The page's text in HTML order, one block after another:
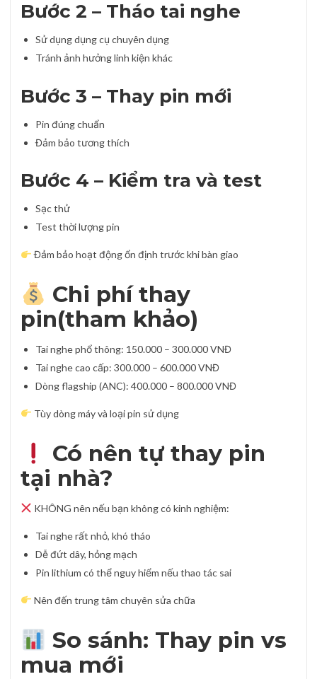
Bước 2 – Tháo tai nghe
Sử dụng dụng cụ chuyên dụng
Tránh ảnh hưởng linh kiện khác
Bước 3 – Thay pin mới
Pin đúng chuẩn
Đảm bảo tương thích
Bước 4 – Kiểm tra và test
Sạc thử
Test thời lượng pin
Đảm bảo hoạt động ổn định trước khi bàn giao
Chi phí thay
pin(tham khảo)
Tai nghe phổ thông: 150.000 – 300.000 VNĐ
Tai nghe cao cấp: 300.000 – 600.000 VNĐ
Dòng flagship (ANC): 400.000 – 800.000 VNĐ
Tùy dòng máy và loại pin sử dụng
Có nên tự thay pin
tại nhà?
KHÔNG nên nếu bạn không có kinh nghiệm:
Tai nghe rất nhỏ, khó tháo
Dễ đứt dây, hỏng mạch
Pin lithium có thể nguy hiểm nếu thao tác sai
Nên đến trung tâm chuyên sửa chữa
So sánh: Thay pin vs
mua mới